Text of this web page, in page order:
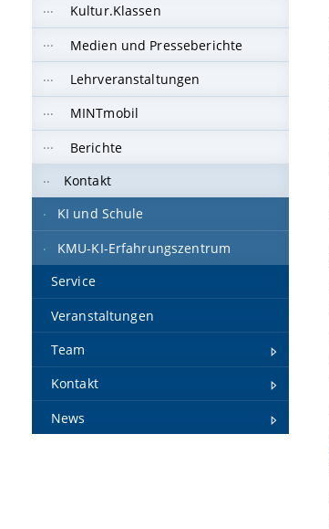
Kultur.Klassen
Medien und Presseberichte
Lehrveranstaltungen
MINTmobil
Berichte
Kontakt
KI und Schule
KMU-KI-Erfahrungszentrum
Service
Veranstaltungen
Team
Kontakt
News